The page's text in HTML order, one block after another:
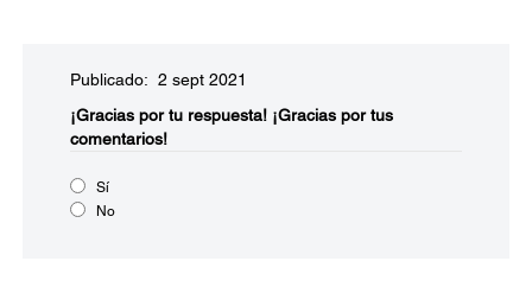
Publicado: 2 sept 2021
¡Gracias por tu respuesta! ¡Gracias por tus
comentarios!
Sí
No